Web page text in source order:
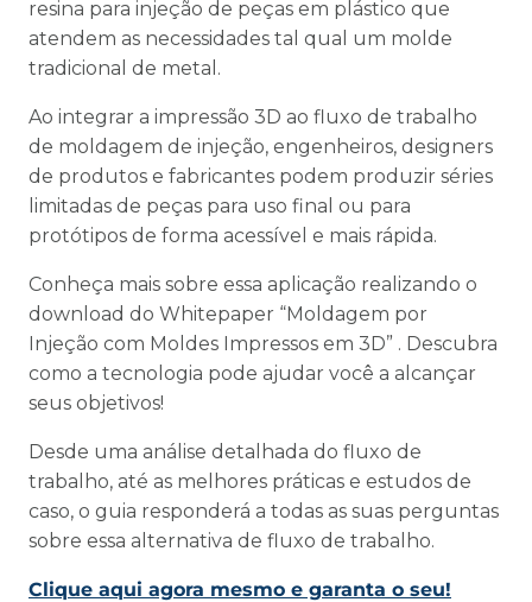
resina para injeção de peças em plástico que
atendem as necessidades tal qual um molde
tradicional de metal.
Ao integrar a impressão 3D ao fluxo de trabalho
de moldagem de injeção, engenheiros, designers
de produtos e fabricantes podem produzir séries
limitadas de peças para uso final ou para
protótipos de forma acessível e mais rápida.
Conheça mais sobre essa aplicação realizando o
download do Whitepaper “Moldagem por
Injeção com Moldes Impressos em 3D” . Descubra
como a tecnologia pode ajudar você a alcançar
seus objetivos!
Desde uma análise detalhada do fluxo de
trabalho, até as melhores práticas e estudos de
caso, o guia responderá a todas as suas perguntas
sobre essa alternativa de fluxo de trabalho.
Clique aqui agora mesmo e garanta o seu!